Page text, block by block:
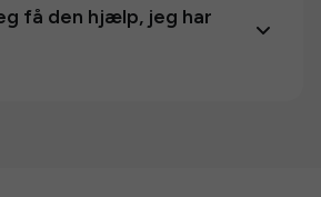
få den hjælp, jeg har